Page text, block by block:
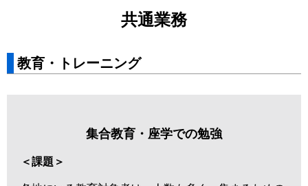
共通業務
教育・トレーニング
集合教育・座学での勉強
＜課題＞